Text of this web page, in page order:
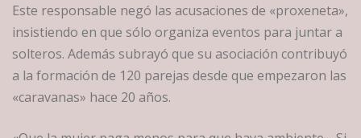
Este responsable negó las acusaciones de «proxeneta»,
insistiendo en que sólo organiza eventos para juntar a
solteros. Además subrayó que su asociación contribuyó
a la formación de 120 parejas desde que empezaron las
«caravanas» hace 20 años.